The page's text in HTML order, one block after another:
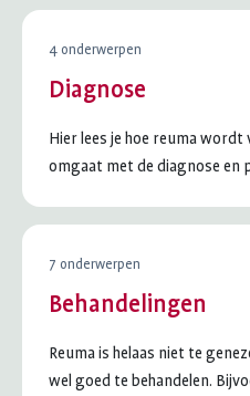
4 onderwerpen
Diagnose
Hier lees je hoe reuma wordt
omgaat met de diagnose en
7 onderwerpen
Behandelingen
Reuma is helaas niet te
wel goed te behandelen.